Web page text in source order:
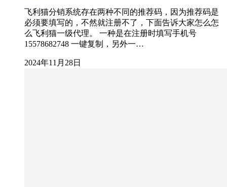
飞利猫分销系统存在两种不同的推荐码，因为推荐码是
必须要填写的，不然就注册不了，下面告诉大家怎么怎
么飞利猫一级代理。 一种是在注册时填写手机号
15578682748 一键复制，另外一…
2024年11月28日